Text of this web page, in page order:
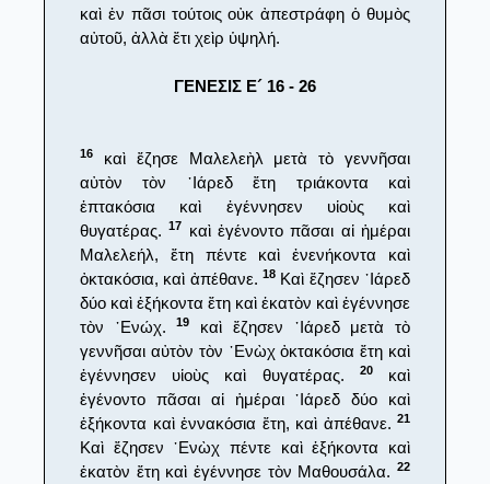
καὶ ἐν πᾶσι τούτοις οὐκ ἀπεστράφη ὁ θυμὸς
αὐτοῦ, ἀλλὰ ἔτι χεὶρ ὑψηλή.
ΓΕΝΕΣΙΣ Ε´ 16 - 26
16
καὶ ἔζησε Μαλελεὴλ μετὰ τὸ γεννῆσαι
αὐτὸν τὸν ᾿Ιάρεδ ἔτη τριάκοντα καὶ
ἑπτακόσια καὶ ἐγέννησεν υἱοὺς καὶ
θυγατέρας.17
καὶ ἐγένοντο πᾶσαι αἱ ἡμέραι
Μαλελεήλ, ἔτη πέντε καὶ ἐνενήκοντα καὶ
ὀκτακόσια, καὶ ἀπέθανε. 18 Καὶ ἔζησεν ᾿Ιάρεδ
δύο καὶ ἑξήκοντα ἔτη καὶ ἑκατὸν καὶ ἐγέννησε
τὸν ᾿Ενώχ.19
καὶ ἔζησεν ᾿Ιάρεδ μετὰ τὸ
γεννῆσαι αὐτὸν τὸν ᾿Ενὼχ ὀκτακόσια ἔτη καὶ
ἐγέννησεν υἱοὺς καὶ θυγατέρας.
20καὶ
ἐγένοντο πᾶσαι αἱ ἡμέραι ᾿Ιάρεδ δύο καὶ
ἑξήκοντα καὶ ἐννακόσια ἔτη, καὶ ἀπέθανε. 21
Καὶ ἔζησεν ᾿Ενὼχ πέντε καὶ ἑξήκοντα καὶ
ἑκατὸν ἔτη καὶ ἐγέννησε τὸν Μαθουσάλα. 22